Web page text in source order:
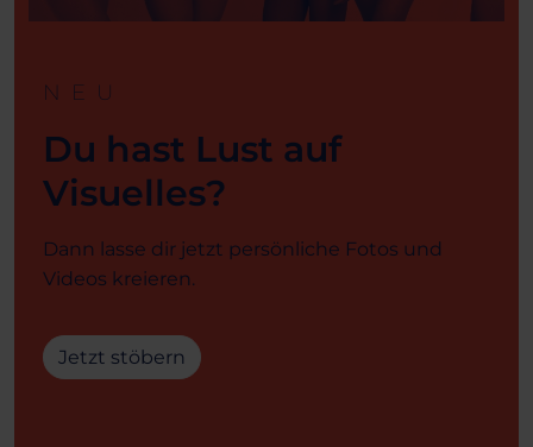
NEU
Du hast Lust auf
Visuelles?
Dann lasse dir jetzt persönliche Fotos und
Videos kreieren.
Jetzt stöbern